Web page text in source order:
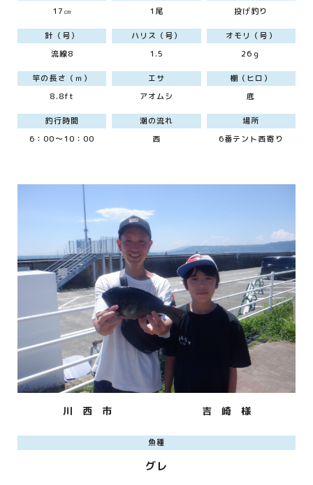
17㎝
1尾
投げ釣り
針（号）
流線8
ハリス（号）
1.5
オモリ（号）
26ｇ
竿の長さ（ｍ）
8.8ft
エサ
アオムシ
棚（ヒロ）
底
釣行時間
6：00～10：00
潮の流れ
西
場所
6番テント西寄り
川 西 市 吉 崎 様
魚種
グレ